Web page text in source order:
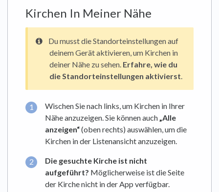
Kirchen In Meiner Nähe
Du musst die Standorteinstellungen auf
deinem Gerät aktivieren, um Kirchen in
deiner Nähe zu sehen. Erfahre, wie du
die Standorteinstellungen aktivierst.
Wischen Sie nach links, um Kirchen in Ihrer
Nähe anzuzeigen. Sie können auch„Alle
anzeigen“(oben rechts) auswählen, um die
Kirchen in der Listenansicht anzuzeigen.
Die gesuchte Kirche ist nicht
aufgeführt? Möglicherweise ist die Seite
der Kirche nicht in der App verfügbar.